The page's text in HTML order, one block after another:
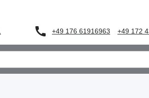
+49 176 61916963 +49 172